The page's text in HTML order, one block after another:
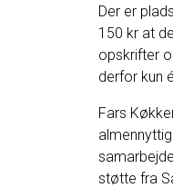
Der er
150 kr at
opskrifter
derfor kun
Fars
støtte fra